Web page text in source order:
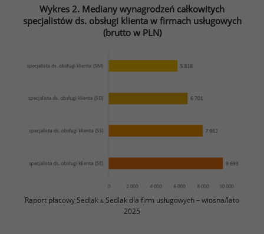
Wykres 2. Mediany wynagrodzeń całkowitych
specjalistów ds. obsługi klienta w firmach usługowych
(brutto w PLN)
Raport płacowy Sedlak & Sedlak dla firm usługowych – wiosna/lato
2025